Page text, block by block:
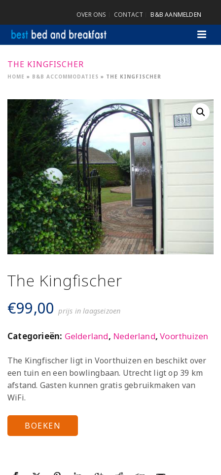
OVER ONS CONTACT B&B AANMELDEN
THE KINGFISCHER
HOME » B&B ACCOMMODATIES » THE KINGFISCHER
The Kingfischer
€99,00 prijs in laagseizoen
Categorieën: Gelderland, Nederland,Voorthuizen
The Kingfischer ligt in Voorthuizen en beschikt over
een tuin en een bowlingbaan. Utrecht ligt op 39 km
afstand. Gasten kunnen gratis gebruikmaken van
WiFi.
BOEKEN